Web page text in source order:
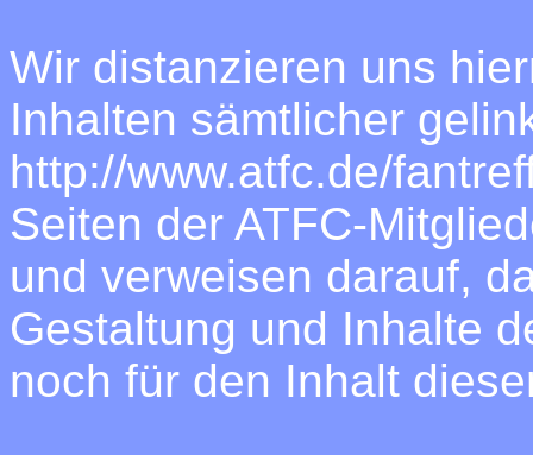
Wir distanzieren uns
Inhalten sämtlicher
http://www.atfc.de/
Seiten der ATFC-
und verweisen darauf,
Gestaltung und Inhalte
noch für den Inhalt